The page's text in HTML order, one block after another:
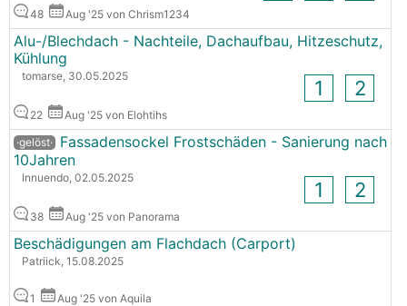
48 Aug '25 von Chrism1234
Alu-/Blechdach - Nachteile, Dachaufbau, Hitzeschutz,
Kühlung
tomarse, 30.05.2025
1 2
22
Aug '25 von Elohtihs
·gelöst· Fassadensockel Frostschäden - Sanierung nach
10Jahren
Innuendo, 02.05.2025
1 2
38 Aug '25 von Panorama
Beschädigungen am Flachdach (Carport)
Patriick, 15.08.2025
1 Aug '25 von Aquila